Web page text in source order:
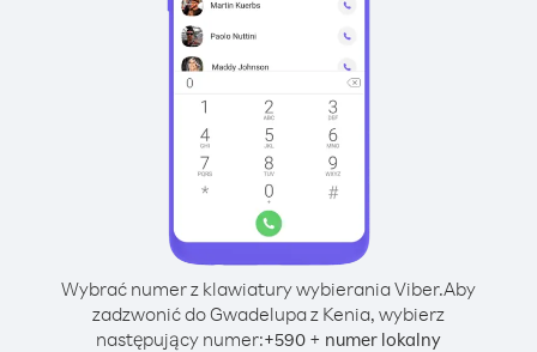
Wybrać numer z klawiatury wybierania Viber.Aby
zadzwonić do Gwadelupa z Kenia, wybierz
następujący numer:+590 + numer lokalny